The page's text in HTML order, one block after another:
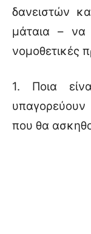
δανειστών
μάταια – να
νομοθετικές
1. Ποια
υπαγορεύουν
που θα